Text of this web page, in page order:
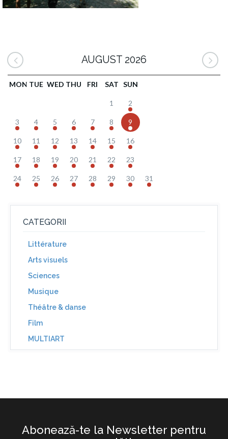
AUGUST 2026
MON TUE WED THU FRI SAT SUN
1 2
3 4 5 6 7 8 9
10 11 12 13 14 15 16
17 18 19 20 21 22 23
24 25 26 27 28 29 30 31
CATEGORII
Littérature
Arts visuels
Sciences
Musique
Théâtre & danse
Film
MULTIART
Abonează-te la Newsletter pentru